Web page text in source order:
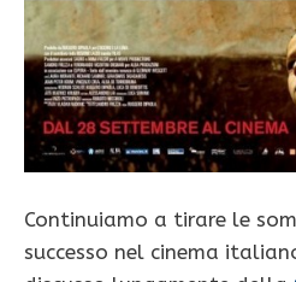
Continuiamo a tirare le
successo nel cinema